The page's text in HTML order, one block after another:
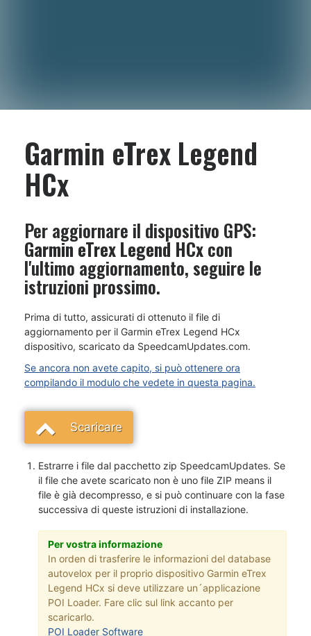
Garmin eTrex Legend
HCx
Per aggiornare il dispositivo GPS:
Garmin eTrex Legend HCxcon
l'ultimo aggiornamento, seguire le
istruzioni prossimo.
Prima di tutto, assicurati di ottenuto il file di
aggiornamento per il Garmin eTrex Legend HCx
dispositivo, scaricato da SpeedcamUpdates.com.
Se ancora non avete capito, si può ottenere ora
compilando il modulo che vedete in questa pagina.
Scaricare
Estrarre i file dal pacchetto zip SpeedcamUpdates. Se
il file che avete scaricato non è uno file ZIP means il
file è già decompresso, e si può continuare con la fase
successiva di queste istruzioni di installazione.
Per vostra informazione
In orden di trasferire le informazioni del database
autovelox per il proprio dispositivo Garmin eTrex
Legend HCx si deve utilizzare un´applicazione
POI Loader. Fare clic sul link accanto per
scaricarlo.
POI Loader Software